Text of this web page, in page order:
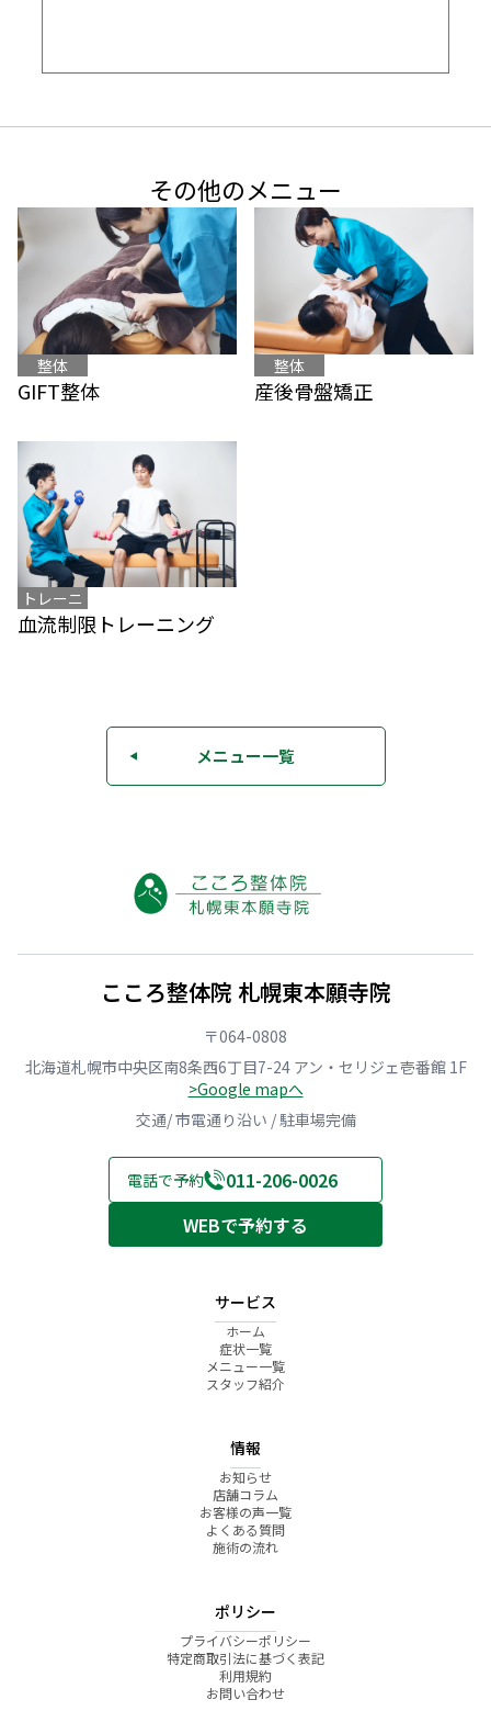
その他のメニュー
整体
GIFT整体
整体
産後骨盤矯正
トレーニ
ング
血流制限トレーニング
◀ メニュー一覧
こころ整体院 札幌東本願寺院
〒064-0808
北海道札幌市中央区南8条西6丁目7-24 アン・セリジェ壱番館 1F
>Google mapへ
交通/ 市電通り沿い / 駐車場完備
電話で予約
011-206-0026
WEBで予約する
サービス
ホーム
症状一覧
メニュー一覧
スタッフ紹介
情報
お知らせ
店舗コラム
お客様の声一覧
よくある質問
施術の流れ
ポリシー
プライバシーポリシー
特定商取引法に基づく表記
利用規約
お問い合わせ